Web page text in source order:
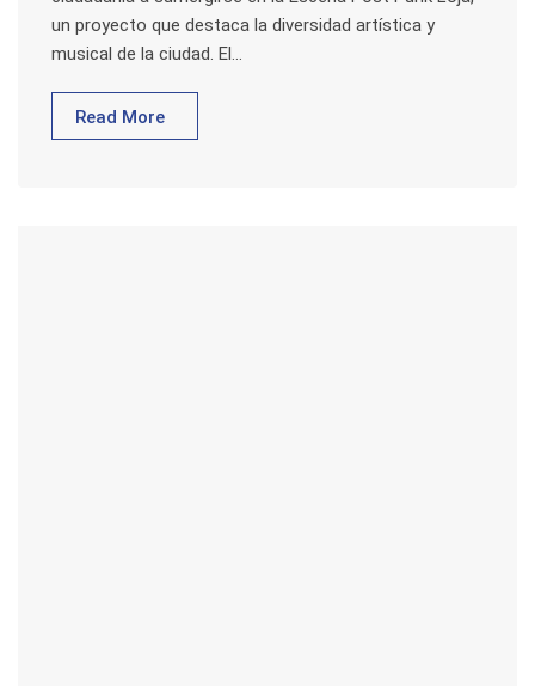
un proyecto que destaca la diversidad artística y
musical de la ciudad. El…
Read More